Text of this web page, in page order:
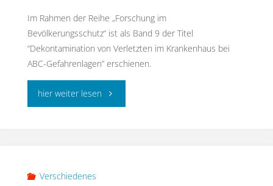
Im Rahmen der Reihe „Forschung im
Bevölkerungsschutz“ ist als Band 9 der Titel
“Dekontamination von Verletzten im Krankenhaus bei
ABC-Gefahrenlagen” erschienen.
hier weiter lesen"Dekontamination
Verschiedenes